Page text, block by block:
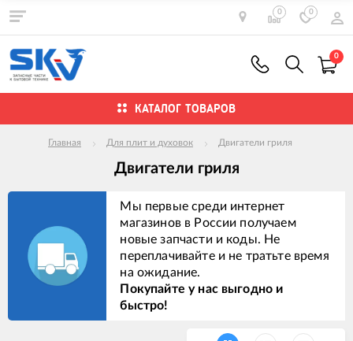
0 0
0
КАТАЛОГ ТОВАРОВ
Главная Для плит и духовок Двигатели гриля
Двигатели гриля
Мы первые среди интернет
магазинов в России получаем
новые запчасти и коды. Не
переплачивайте и не тратьте время
на ожидание.
Покупайте у нас выгодно и
быстро!